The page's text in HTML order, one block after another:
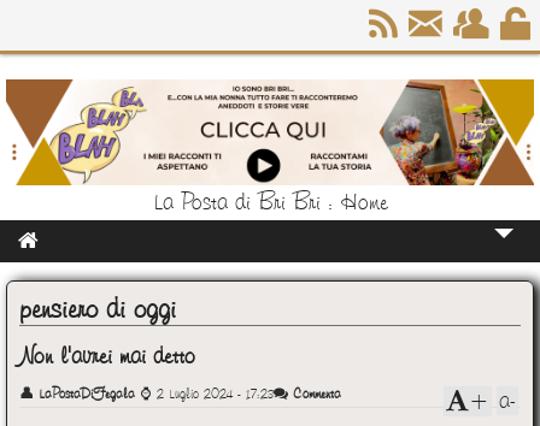
La Posta di Bri Bri : Home
Home
Chi Sono
pensiero di oggi
Non l'avrei mai detto
👤 LaPostaDiFegala ⌚ 2 Luglio 2024 - 17:23 Commenta a-
+